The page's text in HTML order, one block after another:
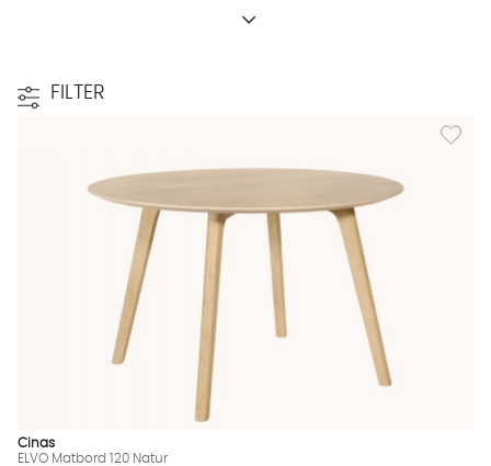
sortiment av både utemöbler och inomhusmöbler.
bästa materialen för hållbara och miljövänliga
möbler.
FILTER
Lägg
Cinas
ELVO Matbord 120 Natur